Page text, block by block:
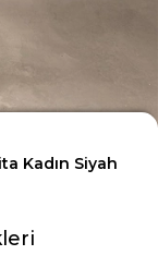
Kadın Siyah